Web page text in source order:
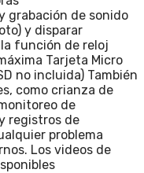
grabación de sonido
y disparar
función de reloj
Tarjeta Micro
no incluida) También
como crianza de
de
registros de
problema
Los videos de